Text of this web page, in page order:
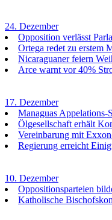
24. Dezember
Opposition verlässt
Ortega redet zu erstem
Nicaraguaner feiern
Arce warnt vor 40%
17. Dezember
Managuas Appelations-
Ölgesellschaft erhält
Vereinbarung mit
Regierung erreicht
10. Dezember
Oppositionsparteien
Katholische